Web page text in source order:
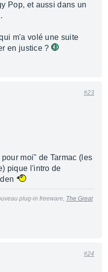
Pop, et aussi dans un
m'a volé une suite
en justice ?
#23
moi" de Tarmac (les
pique l'intro de
plug-in freeware, The Great
#24